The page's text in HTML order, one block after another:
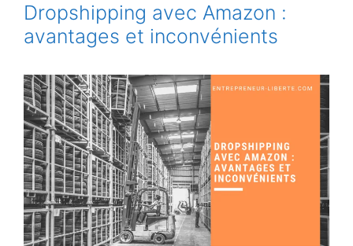
Dropshipping avec Amazon :
avantages et inconvénients